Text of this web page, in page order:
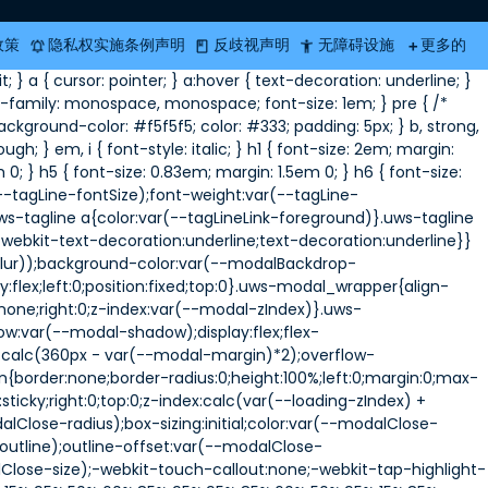
策 隐私权实施条例声明 反歧视声明 无障碍设施 更多的